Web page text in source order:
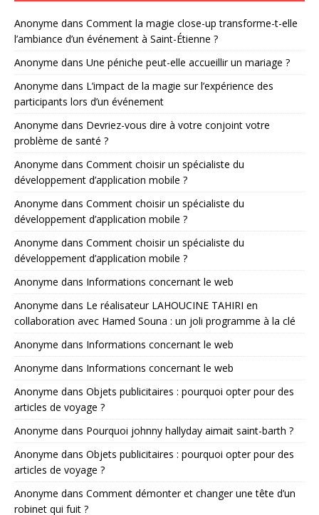
Anonyme dans Comment la magie close-up transforme-t-elle
l’ambiance d’un événement à Saint-Étienne ?
Anonyme dans Une péniche peut-elle accueillir un mariage ?
Anonyme dans L’impact de la magie sur l’expérience des
participants lors d’un événement
Anonyme dans Devriez-vous dire à votre conjoint votre
problème de santé ?
Anonyme dans Comment choisir un spécialiste du
développement d’application mobile ?
Anonyme dans Comment choisir un spécialiste du
développement d’application mobile ?
Anonyme dans Comment choisir un spécialiste du
développement d’application mobile ?
Anonyme dans Informations concernant le web
Anonyme dans Le réalisateur LAHOUCINE TAHIRI en
collaboration avec Hamed Souna : un joli programme à la clé
Anonyme dans Informations concernant le web
Anonyme dans Informations concernant le web
Anonyme dans Objets publicitaires : pourquoi opter pour des
articles de voyage ?
Anonyme dans Pourquoi johnny hallyday aimait saint-barth ?
Anonyme dans Objets publicitaires : pourquoi opter pour des
articles de voyage ?
Anonyme dans Comment démonter et changer une tête d’un
robinet qui fuit ?